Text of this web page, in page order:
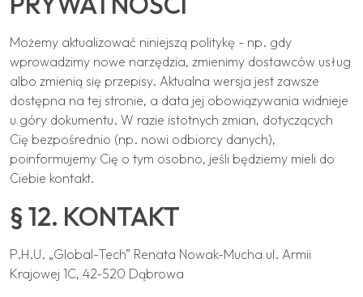
Możemy aktualizować niniejszą politykę - np. gdy
wprowadzimy nowe narzędzia, zmienimy dostawców usług
albo zmienią się przepisy. Aktualna wersja jest zawsze
dostępna na tej stronie, a data jej obowiązywania widnieje
u góry dokumentu. W razie istotnych zmian, dotyczących
Cię bezpośrednio (np. nowi odbiorcy danych),
poinformujemy Cię o tym osobno, jeśli będziemy mieli do
Ciebie kontakt.
§ 12. KONTAKT
P.H.U. „Global-Tech” Renata Nowak-Mucha ul. Armii
Krajowej 1C, 42-520 Dąbrowa